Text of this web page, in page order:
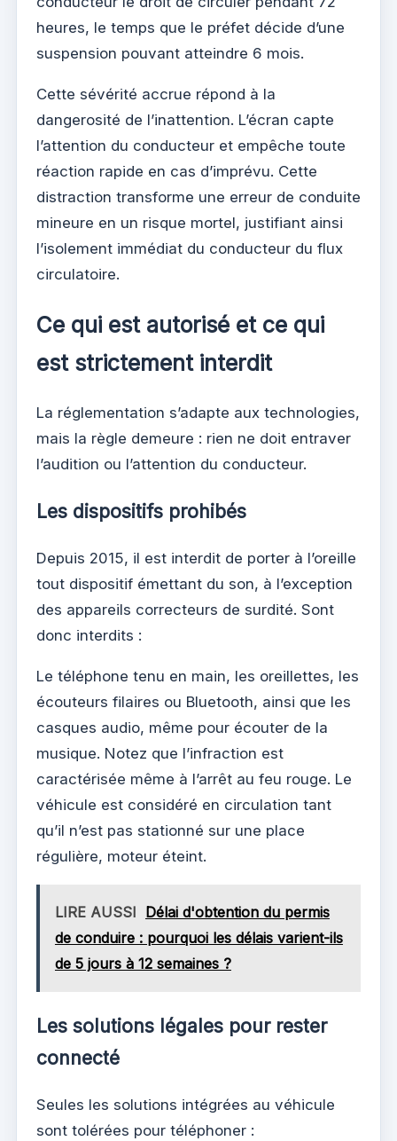
heures, le temps que le préfet décide d’une
suspension pouvant atteindre 6 mois.
Cette sévérité accrue répond à la
dangerosité de l’inattention. L’écran capte
l’attention du conducteur et empêche toute
réaction rapide en cas d’imprévu. Cette
distraction transforme une erreur de conduite
mineure en un risque mortel, justifiant ainsi
l’isolement immédiat du conducteur du flux
circulatoire.
Ce qui est autorisé et ce qui
est strictement interdit
La réglementation s’adapte aux technologies,
mais la règle demeure : rien ne doit entraver
l’audition ou l’attention du conducteur.
Les dispositifs prohibés
Depuis 2015, il est interdit de porter à l’oreille
tout dispositif émettant du son, à l’exception
des appareils correcteurs de surdité. Sont
donc interdits :
Le téléphone tenu en main, les oreillettes, les
écouteurs filaires ou Bluetooth, ainsi que les
casques audio, même pour écouter de la
musique. Notez que l’infraction est
caractérisée même à l’arrêt au feu rouge. Le
véhicule est considéré en circulation tant
qu’il n’est pas stationné sur une place
régulière, moteur éteint.
LIRE AUSSI Délai d'obtention du permis
de conduire : pourquoi les délais varient-ils
de 5 jours à 12 semaines ?
Les solutions légales pour rester
connecté
Seules les solutions intégrées au véhicule
sont tolérées pour téléphoner :